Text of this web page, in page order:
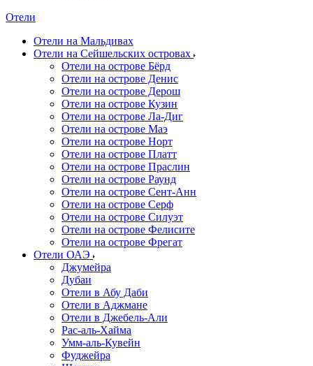
Отели
Отели на Мальдивах
Отели на Сейшельских островах
Отели на острове Бёрд
Отели на острове Денис
Отели на острове Дерош
Отели на острове Кузин
Отели на острове Ла-Диг
Отели на острове Маэ
Отели на острове Норт
Отели на острове Платт
Отели на острове Праслин
Отели на острове Раунд
Отели на острове Сент-Анн
Отели на острове Серф
Отели на острове Силуэт
Отели на острове Фелисите
Отели на острове Фрегат
Отели ОАЭ
Джумейра
Дубаи
Отели в Абу Даби
Отели в Аджмане
Отели в Джебель-Али
Рас-аль-Хайма
Умм-аль-Кувейн
Фуджейра